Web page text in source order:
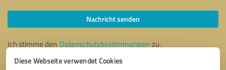
Diese Webseite verwendet Cookies
Nachricht senden
Ich stimme den Datenschutzbestimmungen zu.